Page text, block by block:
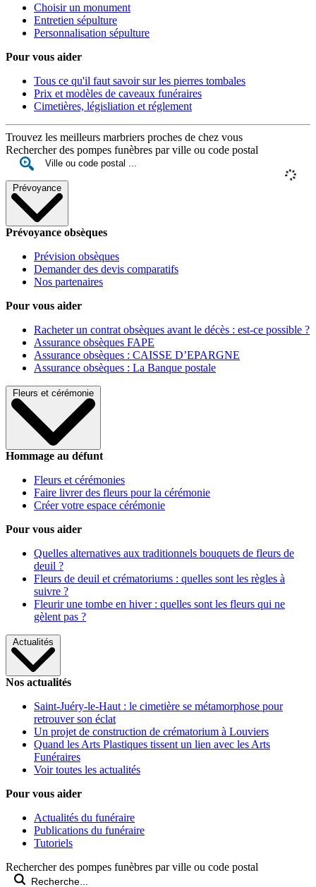
Choisir un monument
Entretien sépulture
Personnalisation sépulture
Pour vous aider
Tous ce qu'il faut savoir sur les pierres tombales
Prix et modèles de caveaux funéraires
Cimetières, législiation et réglement
Trouvez les meilleurs marbriers proches de chez vous
Rechercher des pompes funèbres par ville ou code postal
Prévoyance
Prévoyance obsèques
Prévision obsèques
Demander des devis comparatifs
Nos partenaires
Pour vous aider
Racheter un contrat obsèques avant le décès : est-ce possible ?
Assurance obsèques FAPE
Assurance obsèques : CAISSE D’EPARGNE
Assurance obsèques : La Banque postale
Fleurs et cérémonie
Hommage au défunt
Fleurs et cérémonies
Faire livrer des fleurs pour la cérémonie
Créer votre espace cérémonie
Pour vous aider
Quelles alternatives aux traditionnels bouquets de fleurs de
deuil ?
Fleurs de deuil et crématoriums : quelles sont les règles à
suivre ?
Fleurir une tombe en hiver : quelles sont les fleurs qui ne
gèlent pas ?
Actualités
Nos actualités
Saint-Juéry-le-Haut : le cimetière se métamorphose pour
retrouver son éclat
Un projet de construction de crématorium à Louviers
Quand les Arts Plastiques tissent un lien avec les Arts
Funéraires
Voir toutes les actualités
Pour vous aider
Actualités du funéraire
Publications du funéraire
Tutoriels
Rechercher des pompes funèbres par ville ou code postal